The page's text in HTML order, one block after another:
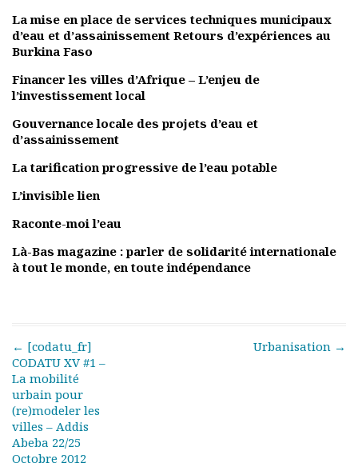
La mise en place de services techniques municipaux
d’eau et d’assainissement Retours d’expériences au
Burkina Faso
Financer les villes d’Afrique – L’enjeu de
l’investissement local
Gouvernance locale des projets d’eau et
d’assainissement
La tarification progressive de l’eau potable
L’invisible lien
Raconte-moi l’eau
Là-Bas magazine : parler de solidarité internationale
à tout le monde, en toute indépendance
Post navigation
← [codatu_fr]
CODATU XV #1 –
La mobilité
urbain pour
(re)modeler les
villes – Addis
Abeba 22/25
Octobre 2012
Urbanisation →